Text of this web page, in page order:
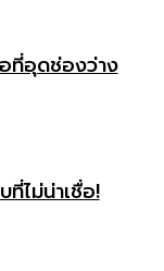
ที่อุดช่องว่าง
ไม่น่าเชื่อ!